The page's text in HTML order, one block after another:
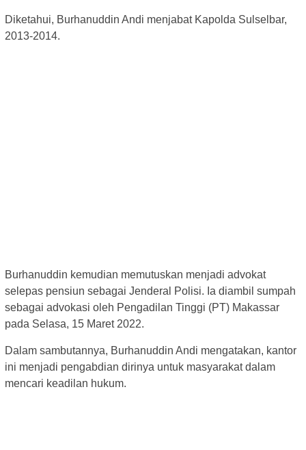
Diketahui, Burhanuddin Andi menjabat Kapolda Sulselbar,
2013-2014.
Burhanuddin kemudian memutuskan menjadi advokat
selepas pensiun sebagai Jenderal Polisi. Ia diambil sumpah
sebagai advokasi oleh Pengadilan Tinggi (PT) Makassar
pada Selasa, 15 Maret 2022.
Dalam sambutannya, Burhanuddin Andi mengatakan, kantor
ini menjadi pengabdian dirinya untuk masyarakat dalam
mencari keadilan hukum.